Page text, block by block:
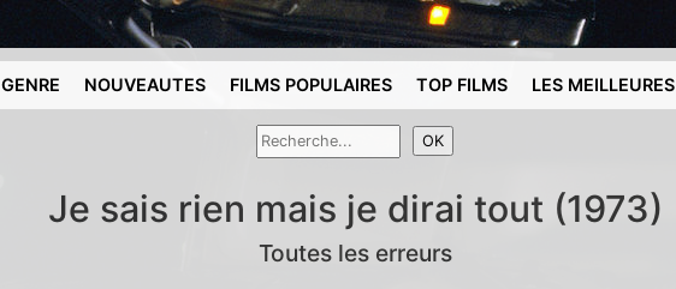
GENRE NOUVEAUTES FILMS POPULAIRES TOP FILMS LES MEILLEURES
Je sais rien mais je dirai tout (1973)
Toutes les erreurs